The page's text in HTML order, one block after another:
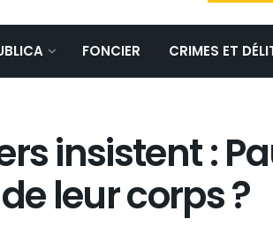
FONCIER CRIMES ET
insistent :
leur corps ?